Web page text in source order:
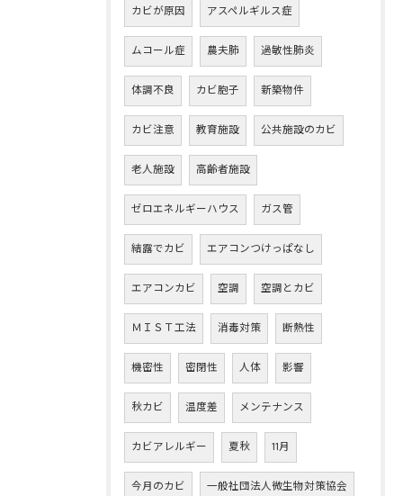
カビが原因 アスペルギルス症
ムコール症 農夫肺 過敏性肺炎
体調不良 カビ胞子 新築物件
カビ注意 教育施設 公共施設のカビ
老人施設 高齢者施設
ゼロエネルギーハウス ガス管
結露でカビ エアコンつけっぱなし
エアコンカビ 空調 空調とカビ
ＭＩＳＴ工法 消毒対策 断熱性
機密性 密閉性 人体 影響
秋カビ 温度差 メンテナンス
カビアレルギー 夏秋 11月
今月のカビ 一般社団法人微生物対策協会